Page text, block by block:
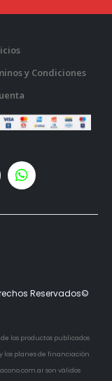
y Condiciones
Reservados©
los productos publicados
los planes de financiación
son válidos